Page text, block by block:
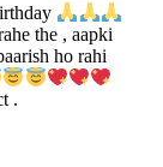
the , aapki
ho rahi
.